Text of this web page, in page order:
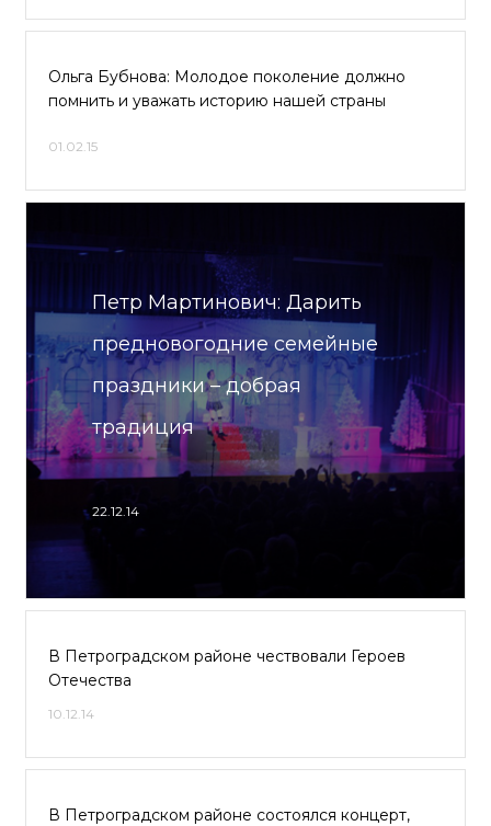
Ольга Бубнова: Молодое поколение должно
помнить и уважать историю нашей страны
01.02.15
Петр Мартинович: Дарить
предновогодние семейные
праздники – добрая
традиция
22.12.14
В Петроградском районе чествовали Героев
Отечества
10.12.14
В Петроградском районе состоялся концерт,